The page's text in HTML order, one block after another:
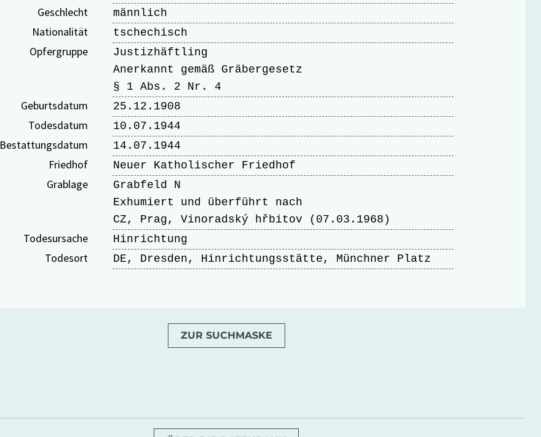
Geschlecht männlich
Nationalität tschechisch
Opfergruppe
Justizhäftling
Anerkannt gemäß Gräbergesetz
§ 1 Abs. 2 Nr. 4
Geburtsdatum 25.12.1908
Todesdatum 10.07.1944
Bestattungsdatum 14.07.1944
Friedhof Neuer Katholischer Friedhof
Grablage
Grabfeld N
Exhumiert und überführt nach
CZ, Prag, Vinoradský hřbitov (07.03.1968)
Todesursache Hinrichtung
Todesort DE, Dresden, Hinrichtungsstätte, Münchner Platz
ZUR SUCHMASKE